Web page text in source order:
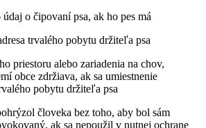
o čipovaní psa, ak ho pes má
trvalého pobytu držiteľa psa
priestoru alebo zariadenia na chov,
obce zdržiava, ak sa umiestnenie
pobytu držiteľa psa
človeka bez toho, aby bol sám
ak sa nepoužil v nutnej ochrane